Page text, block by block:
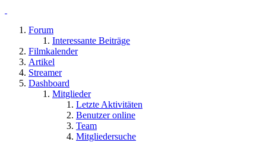
Forum
Interessante Beiträge
Filmkalender
Artikel
Streamer
Dashboard
Mitglieder
Letzte Aktivitäten
Benutzer online
Team
Mitgliedersuche